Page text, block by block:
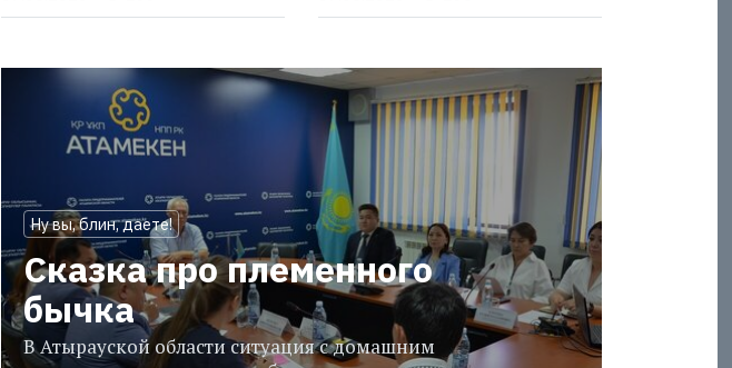
Ну вы, блин, даете!
Сказка про племенного
бычка
В Атырауской области ситуация с домашним